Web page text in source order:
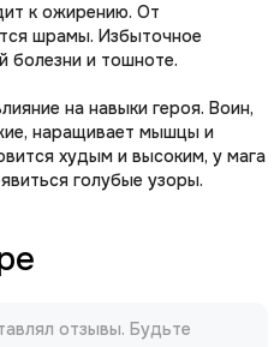
к ожирению. От
шрамы. Избыточное
болезни и тошноте.
на навыки героя. Воин,
наращивает мышцы и
худым и высоким, у мага
голубые узоры.
отзывы. Будьте